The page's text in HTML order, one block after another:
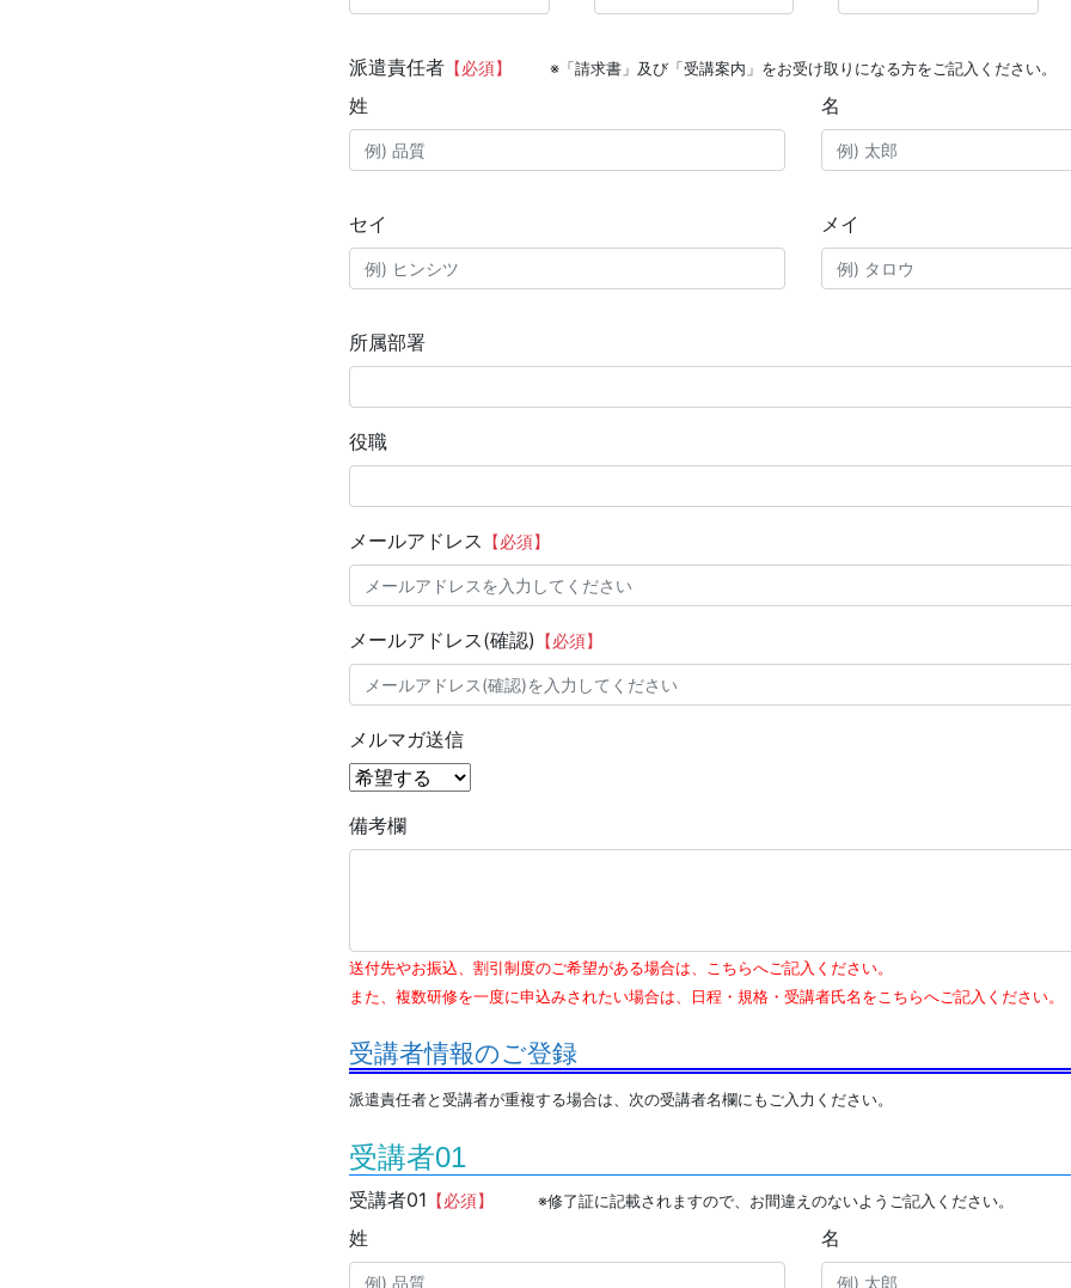
派遣責任者 【必須】 ※「請求書」及び「受講案内」をお受け取りになる方をご記入ください。
姓 名
セイ メイ
所属部署
役職
メールアドレス 【必須】
メールアドレス(確認) 【必須】
メルマガ送信
備考欄
送付先やお振込、割引制度のご希望がある場合は、こちらへご記入ください。
また、複数研修を一度に申込みされたい場合は、日程・規格・受講者氏名をこちらへご記入ください。
受講者情報のご登録
派遣責任者と受講者が重複する場合は、次の受講者名欄にもご入力ください。
受講者01
受講者01 【必須】 ※修了証に記載されますので、お間違えのないようご記入ください。
姓 名